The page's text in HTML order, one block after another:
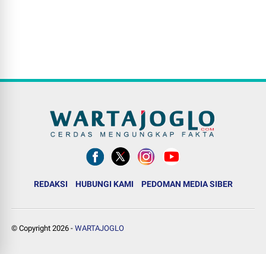
REDAKSI HUBUNGI KAMI PEDOMAN MEDIA SIBER
© Copyright2026 -WARTAJOGLO